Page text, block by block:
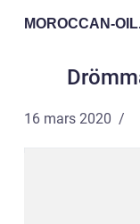
MOROCCAN-
16 mars 2020